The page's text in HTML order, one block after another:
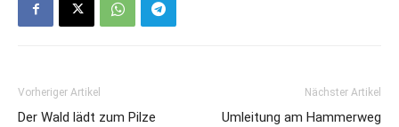
Vorheriger Artikel
Der Wald lädt zum Pilze
Nächster Artikel
Umleitung am Hammerweg